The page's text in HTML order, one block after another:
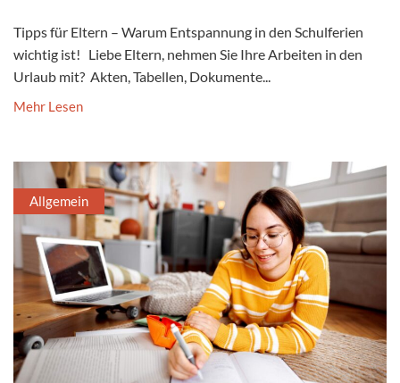
Tipps für Eltern – Warum Entspannung in den Schulferien
wichtig ist! Liebe Eltern, nehmen Sie Ihre Arbeiten in den
Urlaub mit? Akten, Tabellen, Dokumente...
Mehr Lesen
Allgemein